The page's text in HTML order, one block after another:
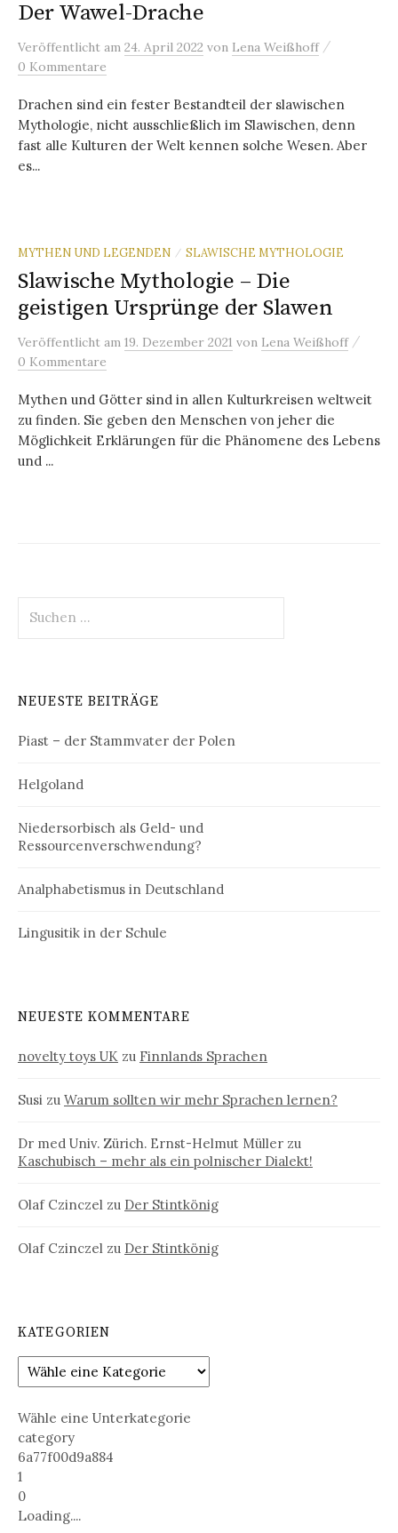
Der Wawel-Drache
Veröffentlicht am 24. April 2022 von Lena Weißhoff /
0 Kommentare
Drachen sind ein fester Bestandteil der slawischen
Mythologie, nicht ausschließlich im Slawischen, denn
fast alle Kulturen der Welt kennen solche Wesen. Aber
es...
MYTHEN UND LEGENDEN / SLAWISCHE MYTHOLOGIE
Slawische Mythologie – Die
geistigen Ursprünge der Slawen
Veröffentlicht am 19. Dezember 2021 von Lena Weißhoff /
0 Kommentare
Mythen und Götter sind in allen Kulturkreisen weltweit
zu finden. Sie geben den Menschen von jeher die
Möglichkeit Erklärungen für die Phänomene des Lebens
und ...
nach:
NEUESTE BEITRÄGE
Piast – der Stammvater der Polen
Helgoland
Niedersorbisch als Geld- und
Ressourcenverschwendung?
Analphabetismus in Deutschland
Lingusitik in der Schule
NEUESTE KOMMENTARE
novelty toys UK zu Finnlands Sprachen
Susi zu Warum sollten wir mehr Sprachen lernen?
Dr med Univ. Zürich. Ernst-Helmut Müller zu
Kaschubisch – mehr als ein polnischer Dialekt!
Olaf Czinczel zu Der Stintkönig
Olaf Czinczel zu Der Stintkönig
KATEGORIEN
Wähle eine Unterkategorie
category
6a77f00d9a884
1
0
Loading....